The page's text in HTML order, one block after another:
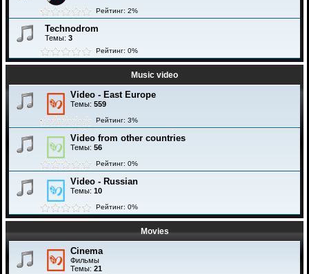
Рейтинг: 2%
Technodrom
Темы: 3
Рейтинг: 0%
Music video
Video - East Europe
Темы: 559
Рейтинг: 3%
Video from other countries
Темы: 56
Рейтинг: 0%
Video - Russian
Темы: 10
Рейтинг: 0%
Movies
Cinema
Фильмы
Темы: 21